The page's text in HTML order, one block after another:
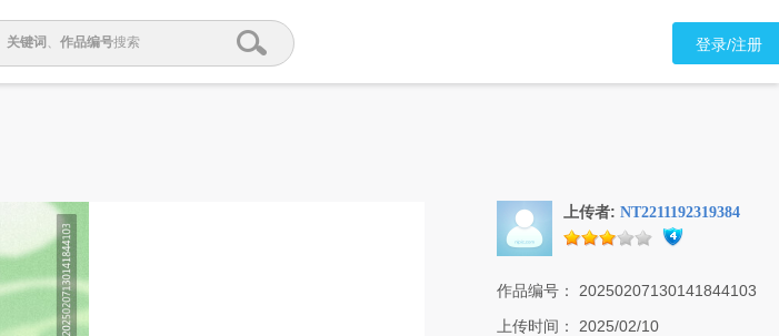
关键词 、 作品编号搜索 登录/注册
上传者: NT2211192319384
作品编号：
20250207130141844103
上传时间：
2025/02/10